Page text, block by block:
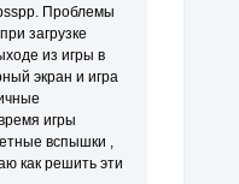
Проблемы
загрузке
из игры в
экран и игра
игры
вспышки ,
как решить эти